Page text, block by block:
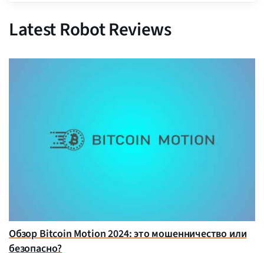
Latest Robot Reviews
Обзор Bitcoin Motion 2024: это мошенничество или
безопасно?